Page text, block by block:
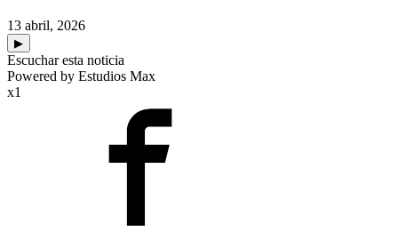
13 abril, 2026
▶
Escuchar esta noticia
Powered by Estudios Max
x1